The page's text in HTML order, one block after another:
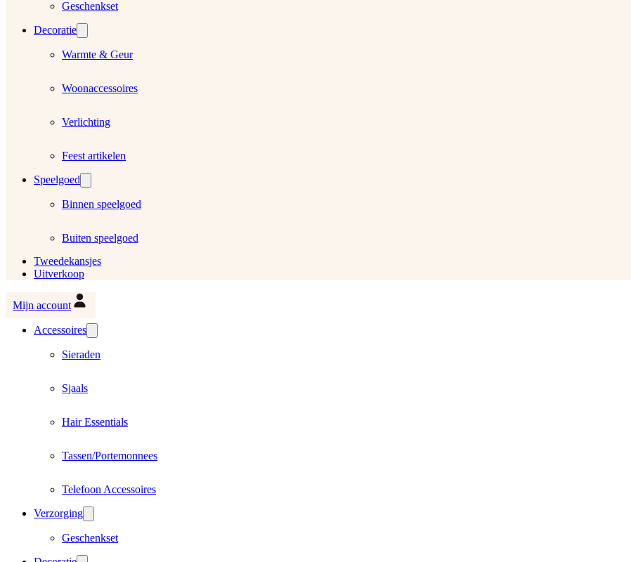
Geschenkset
Decoratie
Warmte & Geur
Woonaccessoires
Verlichting
Feest artikelen
Speelgoed
Binnen speelgoed
Buiten speelgoed
Tweedekansjes
Uitverkoop
Mijn account
Accessoires
Sieraden
Sjaals
Hair Essentials
Tassen/Portemonnees
Telefoon Accessoires
Verzorging
Geschenkset